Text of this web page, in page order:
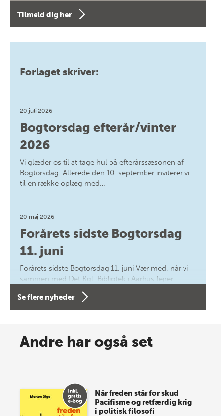
Tilmeld dig her
Forlaget skriver:
20 juli 2026
Bogtorsdag efterår/vinter
2026
Vi glæder os til at tage hul på efterårssæsonen af
Bogtorsdag. Allerede den 10. september inviterer vi
til en række oplæg med…
20 maj 2026
Forårets sidste Bogtorsdag
11. juni
Forårets sidste Bogtorsdag 11. juni Vær med, når vi
sammen med Det Kgl. Bibliotek i Aarhus fejrer
forfatterne bag vores nyes…
Spar op til 70% til sommer-
store sommer-lagersalg, så sæt kryds i kalenderen
onsdag den 10. j…
Se flere nyheder
Andre har også set
Når freden står for skud
Pacifisme og retfærdig krig
i politisk filosofi